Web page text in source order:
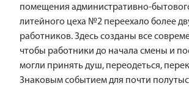
помещения административно-
литейного цеха №2 переехало более
работников. Здесь созданы все
чтобы работники до начала смены и
могли принять душ, переодеться,
Знаковым событием для почти